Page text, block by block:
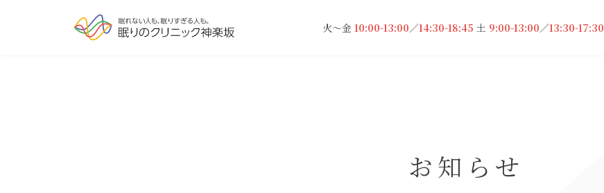
火～金 10:00-13:00／14:30-18:45 土 9:00-13:00／13:30-17:30
お知らせ